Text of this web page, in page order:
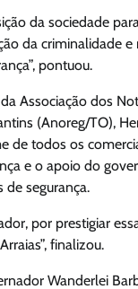
da sociedade
da criminalidade
pontuou.
Associação dos
(Anoreg/TO),
de todos os
e o apoio do
de segurança.
por prestigiar
finalizou.
Wanderlei